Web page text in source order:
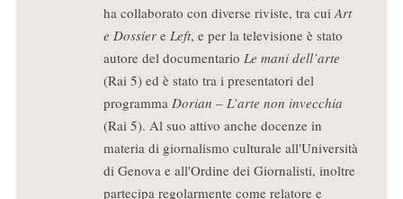
ha collaborato con diverse riviste, tra cui Art
e Dossiere Left, e per la televisione è stato
autore del documentario Le mani dell’arte
(Rai 5) ed è stato tra i presentatori del
programma Dorian – L’arte non invecchia
(Rai 5). Al suo attivo anche docenze in
materia di giornalismo culturale all'Università
di Genova e all'Ordine dei Giornalisti, inoltre
partecipa regolarmente come relatore e